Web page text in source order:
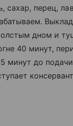
сахар, перец,
дном и
40 минут,
минут до